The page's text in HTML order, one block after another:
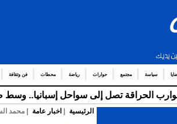
سياسة مجتمع حوارات رياضة محطات فن وثقافة
قوارب الحراقة تصل إلى سواحل إسبانيا..
الرئيسية اخبار عامة | محمد